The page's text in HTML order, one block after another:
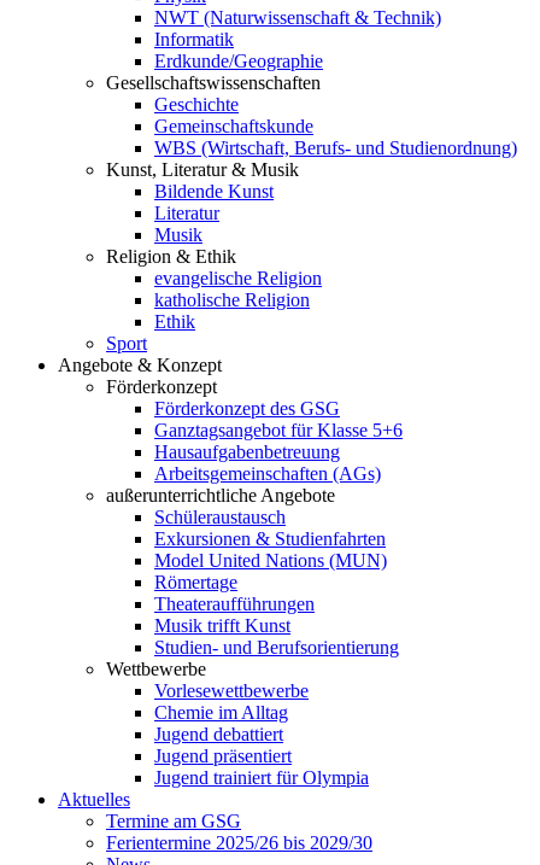
NWT (Naturwissenschaft & Technik)
Informatik
Erdkunde/Geographie
Gesellschaftswissenschaften
Geschichte
Gemeinschaftskunde
WBS (Wirtschaft, Berufs- und Studienordnung)
Kunst, Literatur & Musik
Bildende Kunst
Literatur
Musik
Religion & Ethik
evangelische Religion
katholische Religion
Ethik
Sport
Angebote & Konzept
Förderkonzept
Förderkonzept des GSG
Ganztagsangebot für Klasse 5+6
Hausaufgabenbetreuung
Arbeitsgemeinschaften (AGs)
außerunterrichtliche Angebote
Schüleraustausch
Exkursionen & Studienfahrten
Model United Nations (MUN)
Römertage
Theateraufführungen
Musik trifft Kunst
Studien- und Berufsorientierung
Wettbewerbe
Vorlesewettbewerbe
Chemie im Alltag
Jugend debattiert
Jugend präsentiert
Jugend trainiert für Olympia
Aktuelles
Termine am GSG
Ferientermine 2025/26 bis 2029/30